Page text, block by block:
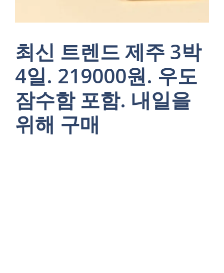
최신 트렌드 제주 3박
4일. 219000원. 우도
잠수함 포함. 내일을
위해 구매